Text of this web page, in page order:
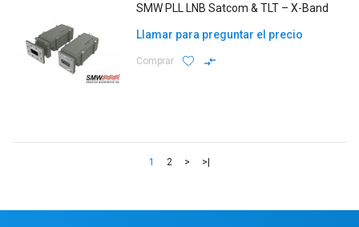
SMW PLL LNB Satcom & TLT – X-Band
Llamar para preguntar el precio
Comprar
1 2 > >|